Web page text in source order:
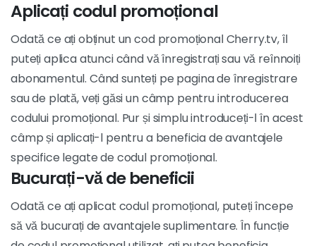
Aplicați codul promoțional
Odată ce ați obținut un cod promoțional Cherry.tv, îl
puteți aplica atunci când vă înregistrați sau vă reînnoiți
abonamentul. Când sunteți pe pagina de înregistrare
sau de plată, veți găsi un câmp pentru introducerea
codului promoțional. Pur și simplu introduceți-l în acest
câmp și aplicați-l pentru a beneficia de avantajele
specifice legate de codul promoțional.
Bucurați-vă de beneficii
Odată ce ați aplicat codul promoțional, puteți începe
să vă bucurați de avantajele suplimentare. În funcție